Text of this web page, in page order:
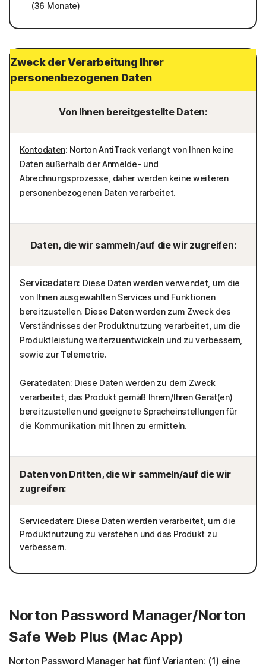
(36 Monate)
Zweck der Verarbeitung Ihrer
personenbezogenen Daten
Von Ihnen bereitgestellte Daten:
Kontodaten: Norton AntiTrack verlangt von Ihnen keine
Daten außerhalb der Anmelde- und
Abrechnungsprozesse, daher werden keine weiteren
personenbezogenen Daten verarbeitet.
Daten, die wir sammeln/auf die wir zugreifen:
Servicedaten: Diese Daten werden verwendet, um die
von Ihnen ausgewählten Services und Funktionen
bereitzustellen. Diese Daten werden zum Zweck des
Verständnisses der Produktnutzung verarbeitet, um die
Produktleistung weiterzuentwickeln und zu verbessern,
sowie zur Telemetrie.
Gerätedaten: Diese Daten werden zu dem Zweck
verarbeitet, das Produkt gemäß Ihrem/Ihren Gerät(en)
bereitzustellen und geeignete Spracheinstellungen für
die Kommunikation mit Ihnen zu ermitteln.
Daten von Dritten, die wir sammeln/auf die wir
zugreifen:
Servicedaten: Diese Daten werden verarbeitet, um die
Produktnutzung zu verstehen und das Produkt zu
verbessern.
Norton Password Manager/Norton
Safe Web Plus (Mac App)
Norton Password Manager hat fünf Varianten: (1) eine